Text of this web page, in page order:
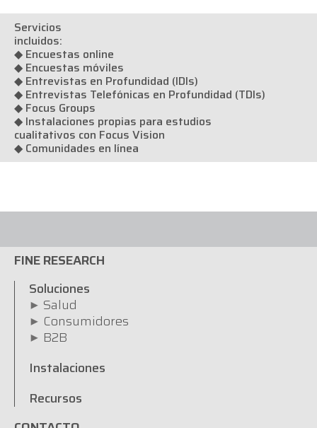
Servicios
incluidos:
◆ Encuestas online
◆ Encuestas móviles
◆ Entrevistas en Profundidad (IDIs)
◆ Entrevistas Telefónicas en Profundidad (TDIs)
◆ Focus Groups
◆ Instalaciones propias para estudios
cualitativos con Focus Vision
◆ Comunidades en línea
FINE RESEARCH
Soluciones
Salud
Consumidores
B2B
Instalaciones
Recursos